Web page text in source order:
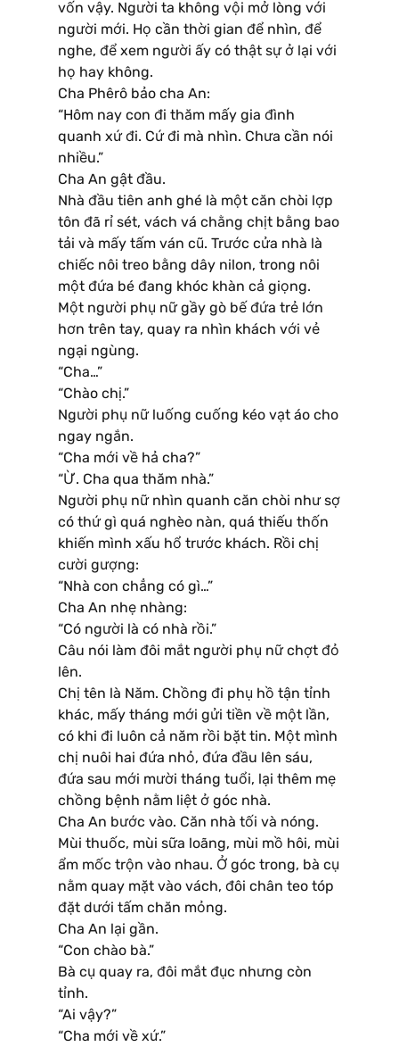
vốn vậy. Người ta không vội mở lòng với
người mới. Họ cần thời gian để nhìn, để
nghe, để xem người ấy có thật sự ở lại với
họ hay không.
Cha Phêrô bảo cha An:
“Hôm nay con đi thăm mấy gia đình
quanh xứ đi. Cứ đi mà nhìn. Chưa cần nói
nhiều.”
Cha An gật đầu.
Nhà đầu tiên anh ghé là một căn chòi lợp
tôn đã rỉ sét, vách vá chằng chịt bằng bao
tải và mấy tấm ván cũ. Trước cửa nhà là
chiếc nôi treo bằng dây nilon, trong nôi
một đứa bé đang khóc khàn cả giọng.
Một người phụ nữ gầy gò bế đứa trẻ lớn
hơn trên tay, quay ra nhìn khách với vẻ
ngại ngùng.
“Cha…”
“Chào chị.”
Người phụ nữ luống cuống kéo vạt áo cho
ngay ngắn.
“Cha mới về hả cha?”
“Ừ. Cha qua thăm nhà.”
Người phụ nữ nhìn quanh căn chòi như sợ
có thứ gì quá nghèo nàn, quá thiếu thốn
khiến mình xấu hổ trước khách. Rồi chị
cười gượng:
“Nhà con chẳng có gì…”
Cha An nhẹ nhàng:
“Có người là có nhà rồi.”
Câu nói làm đôi mắt người phụ nữ chợt đỏ
lên.
Chị tên là Năm. Chồng đi phụ hồ tận tỉnh
khác, mấy tháng mới gửi tiền về một lần,
có khi đi luôn cả năm rồi bặt tin. Một mình
chị nuôi hai đứa nhỏ, đứa đầu lên sáu,
đứa sau mới mười tháng tuổi, lại thêm mẹ
chồng bệnh nằm liệt ở góc nhà.
Cha An bước vào. Căn nhà tối và nóng.
Mùi thuốc, mùi sữa loãng, mùi mồ hôi, mùi
ẩm mốc trộn vào nhau. Ở góc trong, bà cụ
nằm quay mặt vào vách, đôi chân teo tóp
đặt dưới tấm chăn mỏng.
Cha An lại gần.
“Con chào bà.”
Bà cụ quay ra, đôi mắt đục nhưng còn
tỉnh.
“Ai vậy?”
“Cha mới về xứ.”